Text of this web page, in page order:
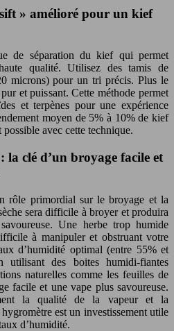
» amélioré pour un kief
de séparation du kief qui permet
qualité. Utilisez des tamis de
microns) pour un tri précis. Plus le
et puissant. Cette méthode permet
et terpènes pour une expérience
moyen de 5% à 10% de kief
avec cette technique.
la clé d’un broyage facile et
rôle primordial sur le broyage et la
sera difficile à broyer et produira
Une herbe trop humide
à manipuler et obstruant votre
d’humidité optimal (entre 55% et
utilisant des boites humidi-fiantes
naturelles comme les feuilles de
facile et une vape plus savoureuse.
la qualité de la vapeur et la
est un investissement utile
d’humidité.